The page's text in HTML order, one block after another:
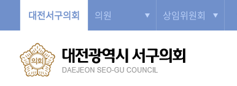
대전서구의회 의원 상임위원회